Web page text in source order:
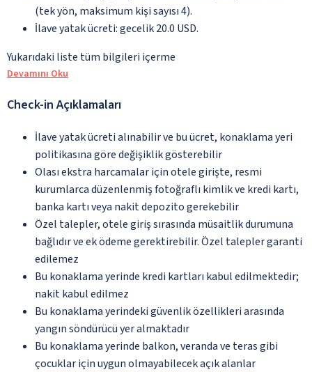
(tek yön, maksimum kişi sayısı 4).
İlave yatak ücreti: gecelik 20.0 USD.
Yukarıdaki liste tüm bilgileri içerme
Devamını Oku
Check-in Açıklamaları
İlave yatak ücreti alınabilir ve bu ücret, konaklama yeri
politikasına göre değişiklik gösterebilir
Olası ekstra harcamalar için otele girişte, resmi
kurumlarca düzenlenmiş fotoğraflı kimlik ve kredi kartı,
banka kartı veya nakit depozito gerekebilir
Özel talepler, otele giriş sırasında müsaitlik durumuna
bağlıdır ve ek ödeme gerektirebilir. Özel talepler garanti
edilemez
Bu konaklama yerinde kredi kartları kabul edilmektedir;
nakit kabul edilmez
Bu konaklama yerindeki güvenlik özellikleri arasında
yangın söndürücü yer almaktadır
Bu konaklama yerinde balkon, veranda ve teras gibi
çocuklar için uygun olmayabilecek açık alanlar